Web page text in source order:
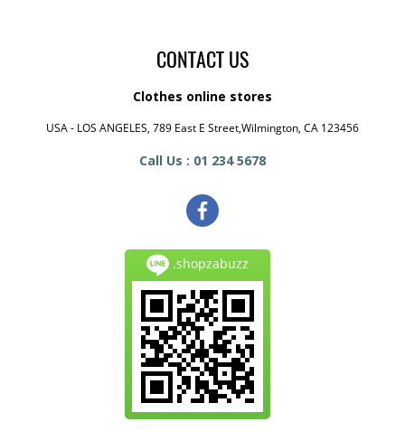
CONTACT US
Clothes online stores
USA - LOS ANGELES, 789 East E Street,Wilmington, CA 123456
Call Us : 01 234 5678
.shopzabuzz